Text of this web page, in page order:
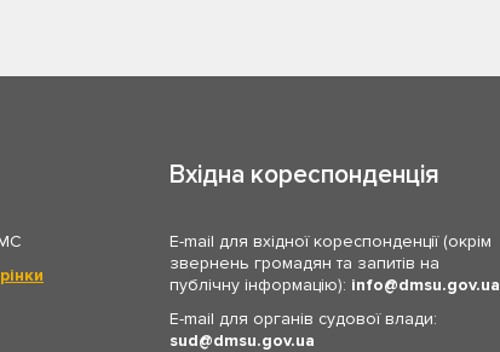
Вхідна кореспонденція
E-mail для вхідної кореспонденції (окрім
звернень громадян та запитів на
публічну інформацію): info
dmsu.gov.ua
E-mail для органів судової влади:
sud
dmsu.gov.ua